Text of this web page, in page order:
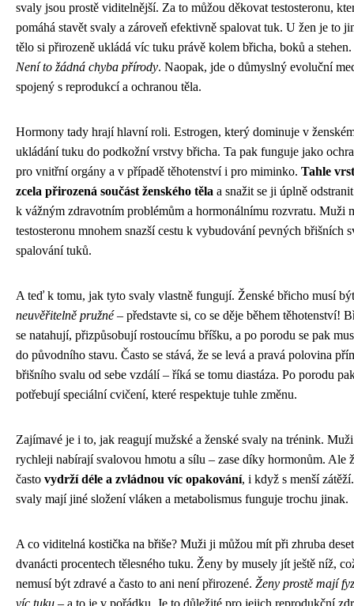
svaly jsou prostě viditelnější. Za to můžou děkovat testosteronu,
pomáhá stavět svaly a zároveň efektivně spalovat tuk. U žen je to
tělo si přirozeně ukládá víc tuku právě kolem břicha, boků a
Není to žádná chyba přírody. Naopak, jde o důmyslný evoluční
spojený s reprodukcí a ochranou těla.
Hormony tady hrají hlavní roli. Estrogen, který dominuje v
ukládání tuku do podkožní vrstvy břicha. Ta pak funguje jako
pro vnitřní orgány a v případě těhotenství i pro miminko. Tahle
zcela přirozená součást ženského těla a snažit se ji úplně
k vážným zdravotním problémům a hormonálnímu rozvratu. Muži
testosteronu mnohem snazší cestu k vybudování pevných břišních
spalování tuků.
A teď k tomu, jak tyto svaly vlastně fungují. Ženské břicho musí být
neuvěřitelně pružné– představte si, co se děje během těhotenství!
se natahují, přizpůsobují rostoucímu bříšku, a po porodu se pak
do původního stavu. Často se stává, že se levá a pravá polovina
břišního svalu od sebe vzdálí – říká se tomu diastáza. Po porodu
potřebují speciální cvičení, které respektuje tuhle změnu.
Zajímavé je i to, jak reagují mužské a ženské svaly na trénink.
rychleji nabírají svalovou hmotu a sílu – zase díky hormonům. Ale
často vydrží déle a zvládnou víc opakování, i když s menší
svaly mají jiné složení vláken a metabolismus funguje trochu jinak.
A co viditelná kostička na břiše? Muži ji můžou mít při zhruba
dvanácti procentech tělesného tuku. Ženy by musely jít ještě níž,
nemusí být zdravé a často to ani není přirozené. Ženy prostě mají